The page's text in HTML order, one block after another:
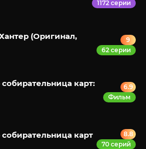
1172 серии
(Оригинал,
9
62 серии
карт:
6.9
Фильм
карт
8.8
70 серий